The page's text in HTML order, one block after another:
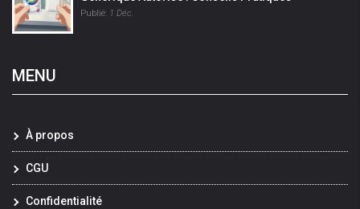
Publié: 1 Déc.
MENU
À propos
CGU
Confidentialité